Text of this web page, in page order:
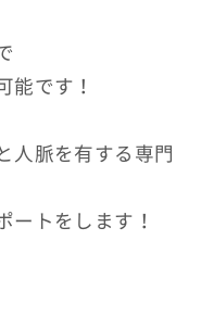
能です！
人脈を有する専門
ートをします！